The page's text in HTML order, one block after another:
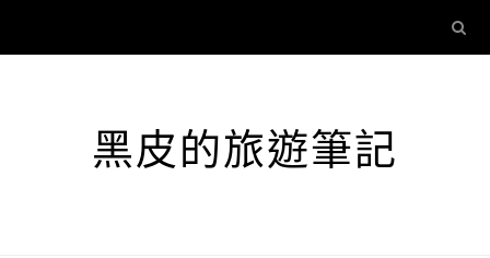
黑皮的旅遊筆記